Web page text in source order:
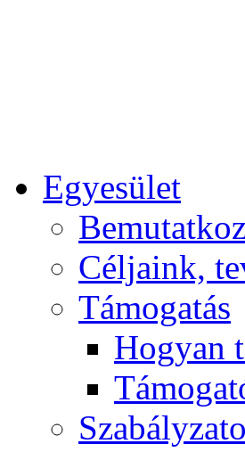
Egyesület
Céljaink,
Támogatás
Hogyan